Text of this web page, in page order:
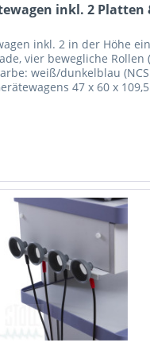
inkl. 2 Platten
inkl. 2 in der Höhe
vier bewegliche Rollen
weiß/dunkelblau (NCS
47 x 60 x